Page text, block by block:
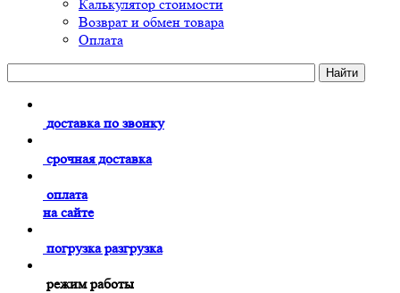
Калькулятор стоимости
Возврат и обмен товара
Оплата
доставка по звонку
срочная доставка
оплата
на сайте
погрузка разгрузка
режим работы